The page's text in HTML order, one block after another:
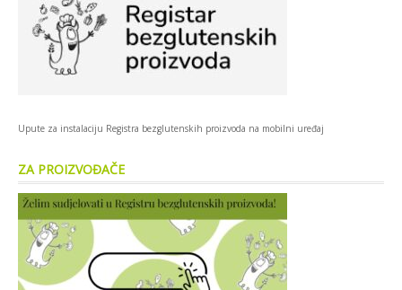
Upute za instalaciju Registra bezglutenskih proizvoda na mobilni uređaj
ZA PROIZVOĐAČE